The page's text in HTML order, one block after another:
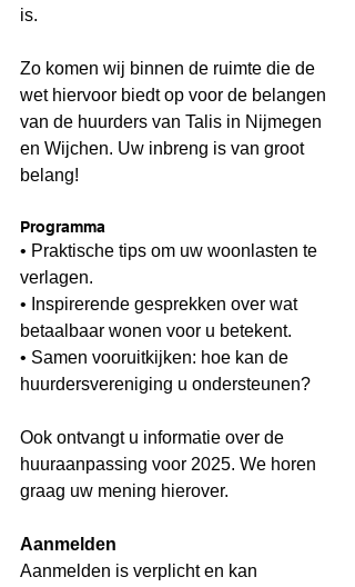
is.
Zo komen wij binnen de ruimte die de
wet hiervoor biedt op voor de belangen
van de huurders van Talis in Nijmegen
en Wijchen. Uw inbreng is van groot
belang!
Programma
• Praktische tips om uw woonlasten te
verlagen.
• Inspirerende gesprekken over wat
betaalbaar wonen voor u betekent.
• Samen vooruitkijken: hoe kan de
huurdersvereniging u ondersteunen?
Ook ontvangt u informatie over de
huuraanpassing voor 2025. We horen
graag uw mening hierover.
Aanmelden
Aanmelden is verplicht en kan